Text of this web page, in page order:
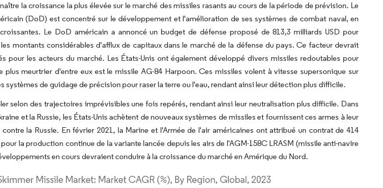
la croissance la plus élevée sur le marché des missiles rasants au cours de la période de prévision. Le
(DoD) est concentré sur le développement et l'amélioration de ses systèmes de combat naval, en
Le DoD américain a annoncé un budget de défense proposé de 813,3 milliards USD pour
montants considérables d'afflux de capitaux dans le marché de la défense du pays. Ce facteur devrait
pour les acteurs du marché. Les États-Unis ont également développé divers missiles redoutables pour
plus meurtrier d'entre eux est le missile AG-84 Harpoon. Ces missiles volent à vitesse supersonique sur
systèmes de guidage de précision pour raser la terre ou l'eau, rendant ainsi leur détection plus difficile.
selon des trajectoires imprévisibles une fois repérés, rendant ainsi leur neutralisation plus difficile. Dans
et la Russie, les États-Unis achètent de nouveaux systèmes de missiles et fournissent ces armes à leur
la Russie. En février 2021, la Marine et l'Armée de l'air américaines ont attribué un contrat de 414
la production continue de la variante lancée depuis les airs de l'AGM-158C LRASM (missile anti-navire
en cours devraient conduire à la croissance du marché en Amérique du Nord.